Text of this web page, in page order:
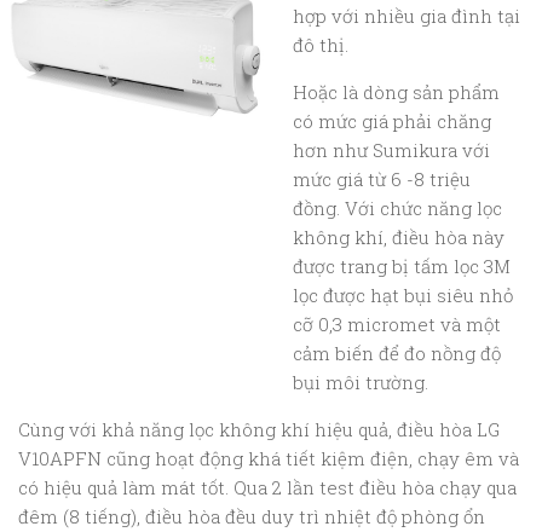
hợp với nhiều gia đình tại
đô thị.
Hoặc là dòng sản phẩm
có mức giá phải chăng
hơn như Sumikura với
mức giá từ 6 -8 triệu
đồng. Với chức năng lọc
không khí, điều hòa này
được trang bị tấm lọc 3M
lọc được hạt bụi siêu nhỏ
cỡ 0,3 micromet và một
cảm biến để đo nồng độ
bụi môi trường.
Cùng với khả năng lọc không khí hiệu quả, điều hòa LG
V10APFN cũng hoạt động khá tiết kiệm điện, chạy êm và
có hiệu quả làm mát tốt. Qua 2 lần test điều hòa chạy qua
đêm (8 tiếng), điều hòa đều duy trì nhiệt độ phòng ổn